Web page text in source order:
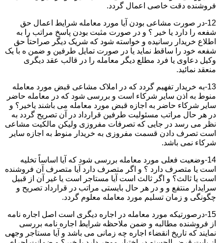
فروشنده دقت خاصی اعمال گردد.
12-در صورت مشاعی بودن آیا مورد معامله شرایط اعمال حق
شفعه را دارد یا خیر ؟ و در صورت مثبت بودن پاسخ مراتب را به
اطلاع خریدار رسانیده و خواسته شود که شریک دیگر صراحتاً حق
شفعه خود را ساقط نماید یا در صورت تمایل طرفین و ضمن ه با یک
وکیل دعاوی یا فرد مطلع دیگر معامله را در قالب عقد دیگری
منعقد نمائید.
13-به خریدار تفهیم گردد که در املاک مشاعی قبض مورد معامله
منوط به اذن سایر شرکاء است و بررسی شود که در معامله حاضر
سایر شرکاء حاضر به اجازه قبض مورد معامله می باشند یاخیر؟ و
در هر حال مراتب مسئولیت طرفین قرارداد در آن تصریح گردد به
نظر می رسد در جایی که تصرفات مفروزی ولیکن مالکیت مشاعی
است تصرف دادن قسمت مفروزی به خریدار منوط به اجازه سایر
شرکاء نمی باشد.
14-وضعیت فعلی مورد معامله بررسی شود که آیا اساساً تخلیه
است یا متصرف دارد ؟ و اگر متصرف دارد آیا متصرف آن فروشنده
است یا ثالث؟ و اگر ثالث است آیا مستاجر است یا غیر آن از قبیل
سرایدار منتفع و و در هر حال بایستی مراتب در قرارداد تصریح و
چگونگی و زمان تسلیم مورد معامله معلوم گردد.
15-درصورتیکه مورد معامله در اجاره دیگری است اصل اجاره نامه
از فروشنده مطالبه و ضمن ملاحظه شرایط اجاره نامه بررسی
نمایند که تاریخ انقضاء اجاره چه زمانی می باشد و آیا مستاجر وجهی